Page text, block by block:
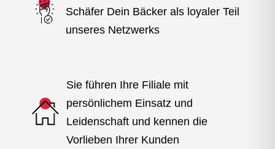
Schäfer Dein Bäcker als loyaler Teil
unseres Netzwerks
Sie führen Ihre Filiale mit
persönlichem Einsatz und
Leidenschaft und kennen die
Vorlieben Ihrer Kunden